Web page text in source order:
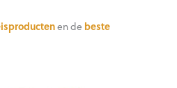
en de beste